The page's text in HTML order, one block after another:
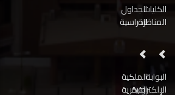
الكليات
المناظرة
الجداول
الدراسية
البوابة
الإلكترونية
الملكية
الفكرية